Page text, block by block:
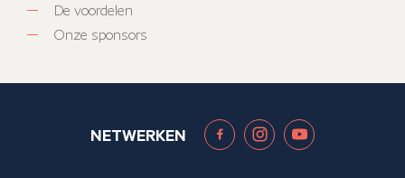
De voordelen
Onze sponsors
NETWERKEN